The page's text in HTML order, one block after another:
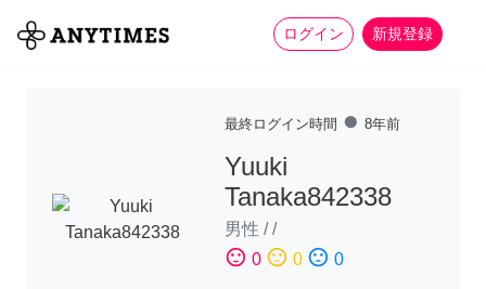
ログイン 新規登録
全て 家事 more_horiz
最終ログイン時間 fiber_manual_record 8年前
Yuuki
Tanaka842338
男性 //
sentiment_satisfied 0 sentiment_neutral 0 sentiment_dissatisfied 0